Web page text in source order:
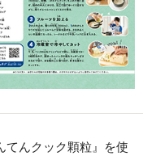
てんクック顆粒』を使